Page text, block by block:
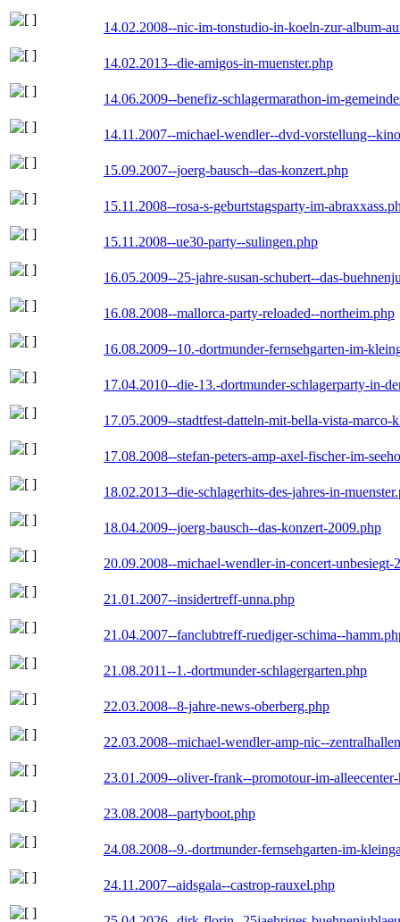
14.02.2008--nic-im-tonstudio-in-koeln-zur-album-
14.02.2013--die-amigos-in-muenster.php
14.06.2009--benefiz-schlagermarathon-im-
14.11.2007--michael-wendler--dvd-vorstellung--
15.09.2007--joerg-bausch--das-konzert.php
15.11.2008--rosa-s-geburtstagsparty-im-
15.11.2008--ue30-party--sulingen.php
16.05.2009--25-jahre-susan-schubert--das-
16.08.2008--mallorca-party-reloaded--northeim.php
16.08.2009--10.-dortmunder-fernsehgarten-im-
17.04.2010--die-13.-dortmunder-schlagerparty-in-
17.05.2009--stadtfest-datteln-mit-bella-vista-marco-
17.08.2008--stefan-peters-amp-axel-fischer-im-
18.02.2013--die-schlagerhits-des-jahres-in-
18.04.2009--joerg-bausch--das-konzert-2009.php
20.09.2008--michael-wendler-in-concert-unbesiegt-
21.01.2007--insidertreff-unna.php
21.04.2007--fanclubtreff-ruediger-schima--
21.08.2011--1.-dortmunder-schlagergarten.php
22.03.2008--8-jahre-news-oberberg.php
22.03.2008--michael-wendler-amp-nic--
23.01.2009--oliver-frank--promotour-im-
23.08.2008--partyboot.php
24.08.2008--9.-dortmunder-fernsehgarten-im-
24.11.2007--aidsgala--castrop-rauxel.php